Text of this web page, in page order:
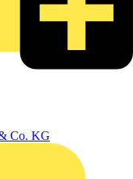
Co. KG
zu Branchennews,
– alles auf einer